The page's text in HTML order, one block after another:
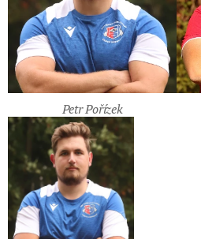
Petr Pořízek